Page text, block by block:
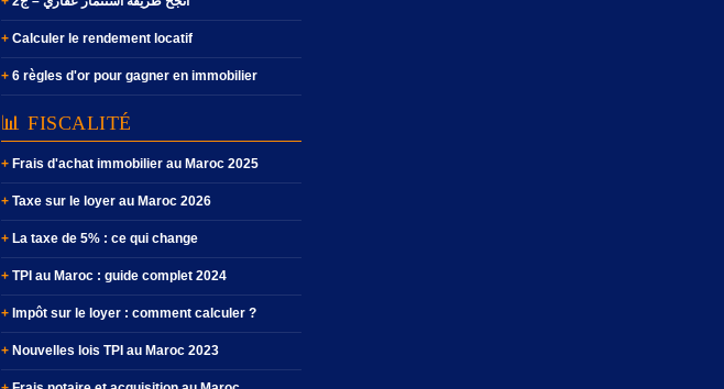
Calculer le rendement locatif
6 règles d'or pour gagner en immobilier
📊 FISCALITÉ
Frais d'achat immobilier au Maroc 2025
Taxe sur le loyer au Maroc 2026
La taxe de 5% : ce qui change
TPI au Maroc : guide complet 2024
Impôt sur le loyer : comment calculer ?
Nouvelles lois TPI au Maroc 2023